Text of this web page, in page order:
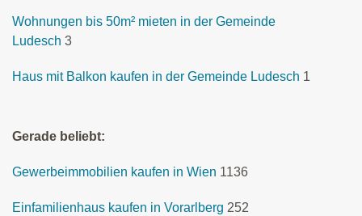
Wohnungen bis 50m² mieten in der Gemeinde
Ludesch 3
Haus mit Balkon kaufen in der Gemeinde Ludesch 1
Gerade beliebt:
Gewerbeimmobilien kaufen in Wien 1136
Einfamilienhaus kaufen in Vorarlberg 252